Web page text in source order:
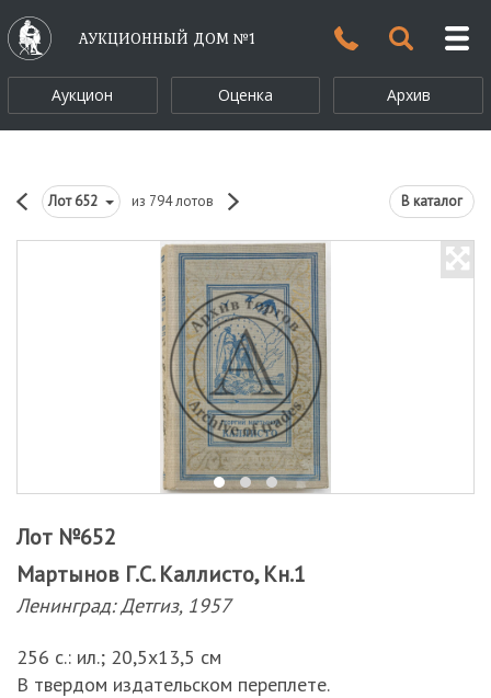
АУКЦИОННЫЙ ДОМ №1
Аукцион Оценка Архив
Лот652 из 794 лотов В каталог
Лот №652
Мартынов Г.С. Каллисто, Кн.1
Ленинград: Детгиз, 1957
256 с.: ил.; 20,5х13,5 см
В твердом издательском переплете.